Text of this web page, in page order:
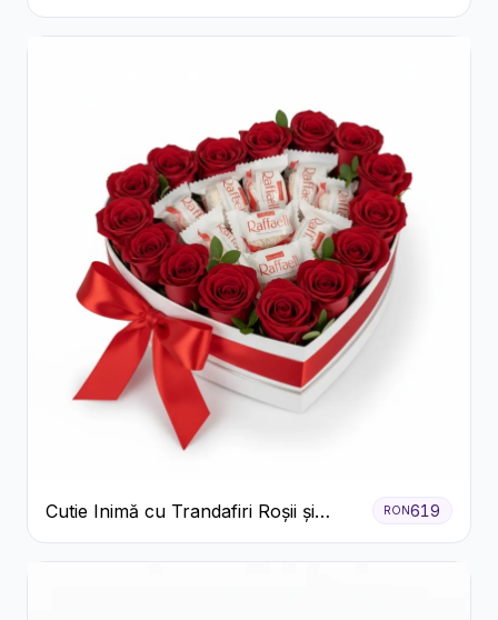
Gypsophila
Cutie Inimă cu Trandafiri Roșii și
Bomboane Raffaello
RON619